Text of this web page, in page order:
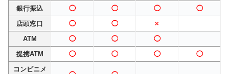
銀行振込
◯ ◯ ◯
◯
店頭窓口
◯ ◯
×
ATM
◯ ◯
◯
提携ATM
◯ ◯ ◯
◯
コンビニメ